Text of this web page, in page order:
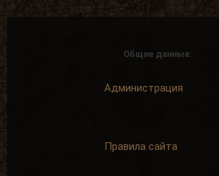
Общие данные:
Администрация
Правила сайта